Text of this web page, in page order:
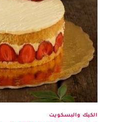
الكيك والبسكويت